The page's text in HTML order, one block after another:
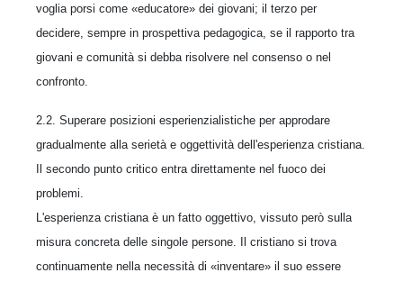
voglia porsi come «educatore» dei giovani; il terzo per
decidere, sempre in prospettiva pedagogica, se il rapporto tra
giovani e comunità si debba risolvere nel consenso o nel
confronto.
2.2. Superare posizioni esperienzialistiche per approdare
gradualmente alla serietà e oggettività dell'esperienza cristiana.
Il secondo punto critico entra direttamente nel fuoco dei
problemi.
L'esperienza cristiana è un fatto oggettivo, vissuto però sulla
misura concreta delle singole persone. Il cristiano si trova
continuamente nella necessità di «inventare» il suo essere